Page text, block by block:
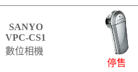
SANYO
VPC-CS1
數位相機
停售